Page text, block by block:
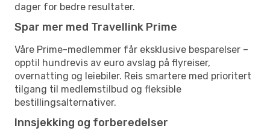
dager for bedre resultater.
Spar mer med Travellink Prime
Våre Prime-medlemmer får eksklusive besparelser –
opptil hundrevis av euro avslag på flyreiser,
overnatting og leiebiler. Reis smartere med prioritert
tilgang til medlemstilbud og fleksible
bestillingsalternativer.
Innsjekking og forberedelser